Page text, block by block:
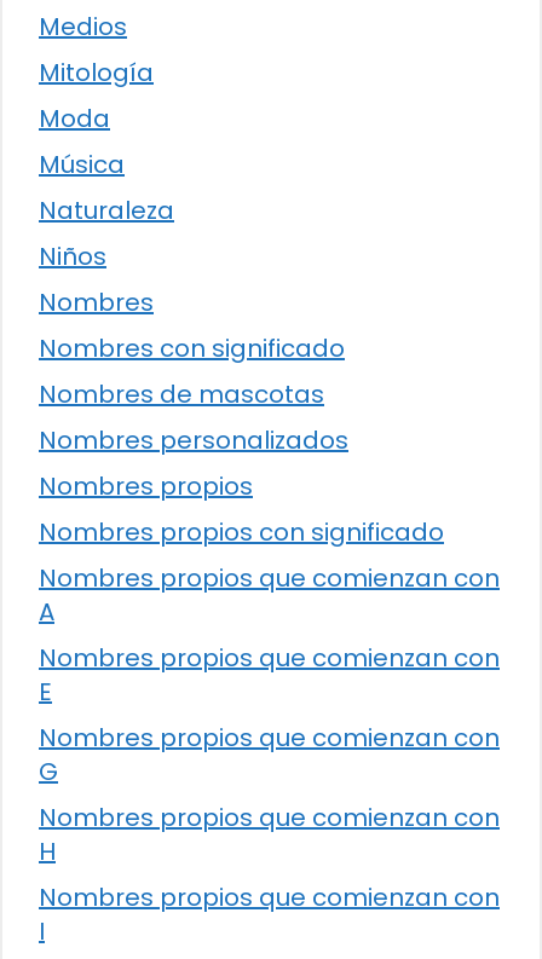
Medios
Mitología
Moda
Música
Naturaleza
Niños
Nombres
Nombres con significado
Nombres de mascotas
Nombres personalizados
Nombres propios
Nombres propios con significado
Nombres propios que comienzan con
A
Nombres propios que comienzan con
E
Nombres propios que comienzan con
G
Nombres propios que comienzan con
H
Nombres propios que comienzan con
I